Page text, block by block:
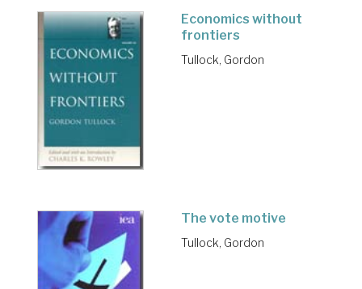
Economics without
frontiers
Tullock, Gordon
The vote motive
Tullock, Gordon